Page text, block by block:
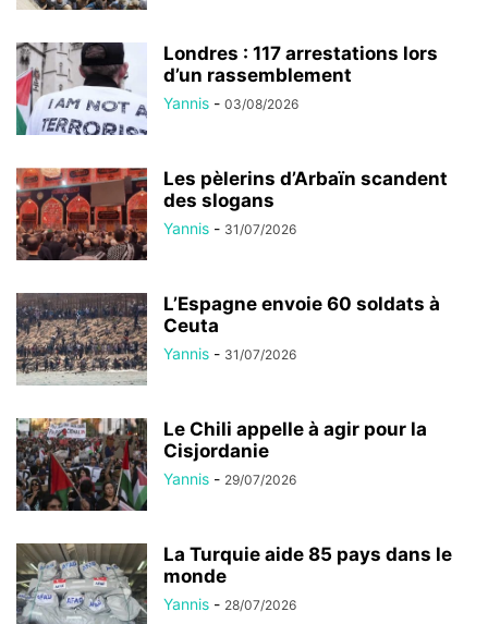
Londres : 117 arrestations lors
d’un rassemblement
Yannis - 03/08/2026
Les pèlerins d’Arbaïn scandent
des slogans
Yannis - 31/07/2026
L’Espagne envoie 60 soldats à
Ceuta
Yannis - 31/07/2026
Le Chili appelle à agir pour la
Cisjordanie
Yannis - 29/07/2026
La Turquie aide 85 pays dans le
monde
Yannis - 28/07/2026